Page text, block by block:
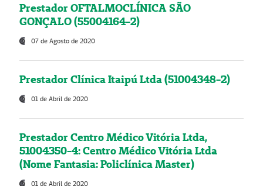
Prestador OFTALMOCLÍNICA SÃO
GONÇALO (55004164-2)
07 de Agosto de 2020
Prestador Clínica Itaipú Ltda (51004348-2)
01 de Abril de 2020
Prestador Centro Médico Vitória Ltda,
51004350-4: Centro Médico Vitória Ltda
(Nome Fantasia: Policlínica Master)
01 de Abril de 2020